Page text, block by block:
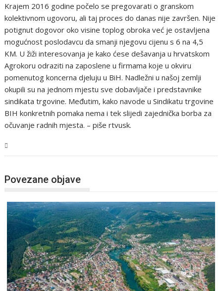
Krajem 2016 godine počelo se pregovarati o granskom
kolektivnom ugovoru, ali taj proces do danas nije završen. Nije
potignut dogovor oko visine toplog obroka već je ostavljena
mogućnost poslodavcu da smanji njegovu cijenu s 6 na 4,5
KM. U žiži interesovanja je kako ćese dešavanja u hrvatskom
Agrokoru odraziti na zaposlene u firmama koje u okviru
pomenutog koncerna djeluju u BiH. Nadležni u našoj zemlji
okupili su na jednom mjestu sve dobavljače i predstavnike
sindikata trgovine. Međutim, kako navode u Sindikatu trgovine
BIH konkretnih pomaka nema i tek slijedi zajednička borba za
očuvanje radnih mjesta. – piše rtvusk.
Povezane objave